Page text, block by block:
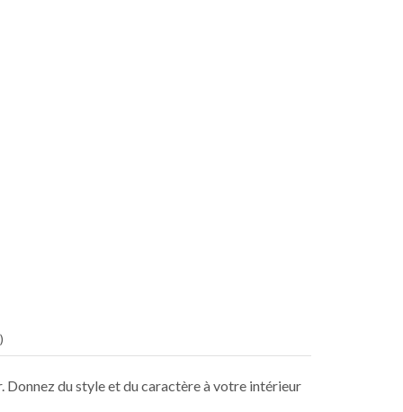
du style et du caractère à votre intérieur